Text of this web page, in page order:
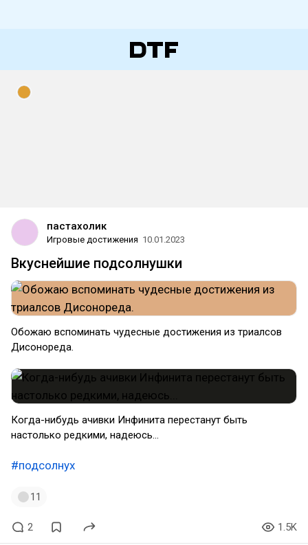
пастахолик
Игровые достижения 10.01.2023
Вкуснейшие подсолнушки
Обожаю вспоминать чудесные достижения из триалсов
Дисонореда.
Когда-нибудь ачивки Инфинита перестанут быть
настолько редкими, надеюсь...
#подсолнух
11
2 1.5K